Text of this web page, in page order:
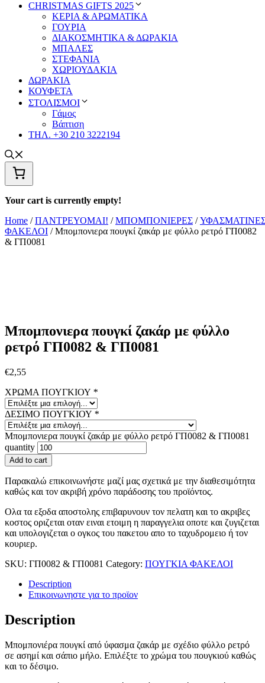
CHRISTMAS GIFTS 2025
ΚΕΡΙΑ & ΑΡΩΜΑΤΙΚΑ
ΓΟΥΡΙΑ
ΔΙΑΚΟΣΜΗΤΙΚΑ & ΔΩΡΑΚΙΑ
ΜΠΑΛΕΣ
ΣΤΕΦΑΝΙΑ
ΧΩΡΙΟΥΔΑΚΙΑ
ΔΩΡΑΚΙΑ
ΚΟΥΦΕΤΑ
ΣΤΟΛΙΣΜΟΙ
Γάμος
Βάπτιση
ΤΗΛ. +30 210 3222194
Your cart is currently empty!
Home /ΠΑΝΤΡΕΥΟΜΑΙ! /ΜΠΟΜΠΟΝΙΕΡΕΣ /
ΦΑΚΕΛΟΙ / Μπομπονιερα πουγκί ζακάρ με φύλλο ρετρό ΓΠ0082
& ΓΠ0081
Μπομπονιερα πουγκί ζακάρ με φύλλο
ρετρό ΓΠ0082 & ΓΠ0081
€2,55
ΧΡΩΜΑ ΠΟΥΓΚΙΟΥ *
ΔΕΣΙΜΟ ΠΟΥΓΚΙΟΥ *
Μπομπονιερα πουγκί ζακάρ με φύλλο ρετρό ΓΠ0082 & ΓΠ0081
quantity
Add to cart
Παρακαλώ επικοινωνήστε μαζί μας σχετικά με την διαθεσιμότητα
καθώς και τον ακριβή χρόνο παράδοσης του προϊόντος.
Ολα τα εξοδα αποστολης επιβαρυνουν τον πελατη και το ακριβες
κοστος οριζεται οταν ειναι ετοιμη η παραγγελια οποτε και ζυγιζεται
και υπολογιζεται ο ογκος του πακετου απο το ταχυδρομειο ή τον
κουριερ.
SKU: ΓΠ0082 & ΓΠ0081 Category: ΠΟΥΓΚΙΑ ΦΑΚΕΛΟΙ
Description
Επικοινωνηστε για το προϊoν
Description
Μπομπονιέρα πουγκί από ύφασμα ζακάρ με σχέδιο φύλλο ρετρό
σε ασημί και σάπιο μήλο. Επιλέξτε το χρώμα του πουγκιού καθώς
και το δέσιμο.